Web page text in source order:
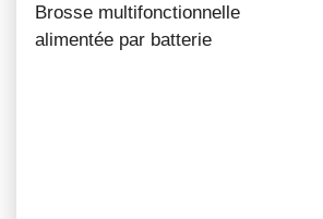
Brosse multifonctionnelle
alimentée par batterie